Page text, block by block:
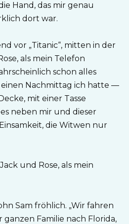
Hand, das mir genau
dort war.
vor „Titanic“, mitten in der
als mein Telefon
schon alles
Nachmittag ich hatte —
mit einer Tasse
neben mir und dieser
die Witwen nur
und Rose, als mein
Sam fröhlich. „Wir fahren
ganzen Familie nach Florida,